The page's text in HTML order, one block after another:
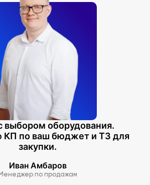
выбором оборудования.
КП по ваш бюджет и ТЗ для
закупки.
Иван Амбаров
по продажам